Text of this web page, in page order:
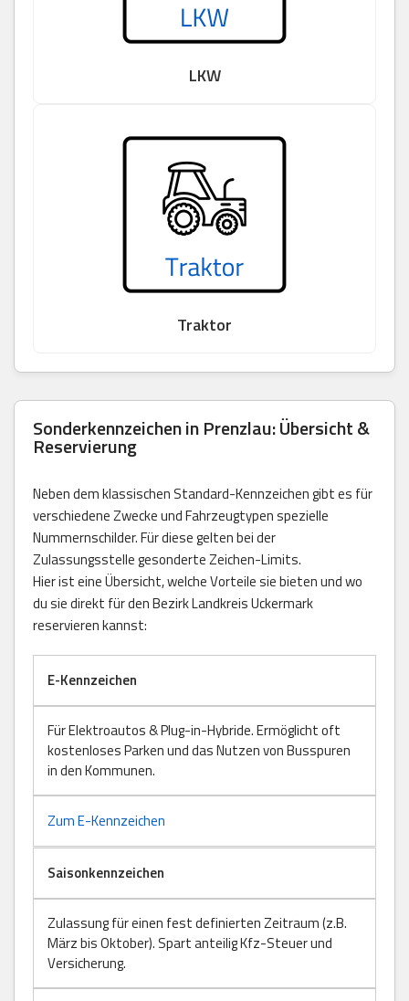
LKW
Traktor
Sonderkennzeichen in Prenzlau: Übersicht &
Reservierung
Neben dem klassischen Standard-Kennzeichen gibt es für
verschiedene Zwecke und Fahrzeugtypen spezielle
Nummernschilder. Für diese gelten bei der
Zulassungsstelle gesonderte Zeichen-Limits.
Hier ist eine Übersicht, welche Vorteile sie bieten und wo
du sie direkt für den Bezirk Landkreis Uckermark
reservieren kannst:
E-Kennzeichen
Für Elektroautos & Plug-in-Hybride. Ermöglicht oft
kostenloses Parken und das Nutzen von Busspuren
in den Kommunen.
Zum E-Kennzeichen
Saisonkennzeichen
Zulassung für einen fest definierten Zeitraum (z.B.
März bis Oktober). Spart anteilig Kfz-Steuer und
Versicherung.